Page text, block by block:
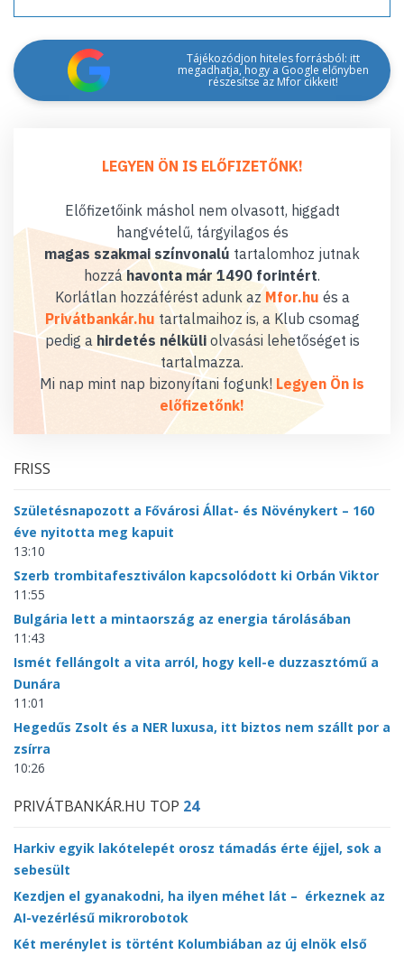
Tájékozódjon hiteles forrásból: itt
megadhatja, hogy a Google előnyben
részesítse az Mfor cikkeit!
LEGYEN ÖN IS ELŐFIZETŐNK!
Előfizetőink máshol nem olvasott, higgadt
hangvételű, tárgyilagos és
magas szakmai színvonalú tartalomhoz jutnak
hozzáhavonta már 1490 forintért.
Korlátlan hozzáférést adunk az Mfor.hu és a
Privátbankár.hu tartalmaihoz is, a Klub csomag
pedig a hirdetés nélküliolvasási lehetőséget is
tartalmazza.
Mi nap mint nap bizonyítani fogunk! Legyen Ön is
előfizetőnk!
FRISS
Születésnapozott a Fővárosi Állat- és Növénykert – 160
éve nyitotta meg kapuit
13:10
Szerb trombitafesztiválon kapcsolódott ki Orbán Viktor
11:55
Bulgária lett a mintaország az energia tárolásában
11:43
Ismét fellángolt a vita arról, hogy kell-e duzzasztómű a
Dunára
11:01
Hegedűs Zsolt és a NER luxusa, itt biztos nem szállt por a
zsírra
10:26
PRIVÁTBANKÁR.HU TOP 24
Harkiv egyik lakótelepét orosz támadás érte éjjel, sok a
sebesült
Kezdjen el gyanakodni, ha ilyen méhet lát – érkeznek az
AI-vezérlésű mikrorobotok
Két merénylet is történt Kolumbiában az új elnök első